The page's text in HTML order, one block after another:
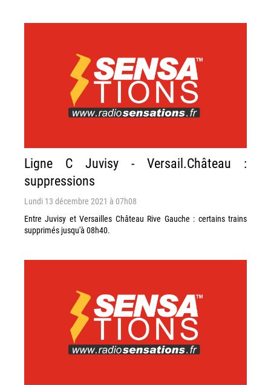
Ligne C Juvisy - Versail.Château :
suppressions
Lundi 13 décembre 2021 à 07h08
Entre Juvisy et Versailles Château Rive Gauche : certains trains
supprimés jusqu'à 08h40.